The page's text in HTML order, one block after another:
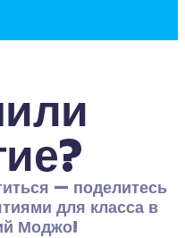
— поделитесь
для класса в
Моджо!